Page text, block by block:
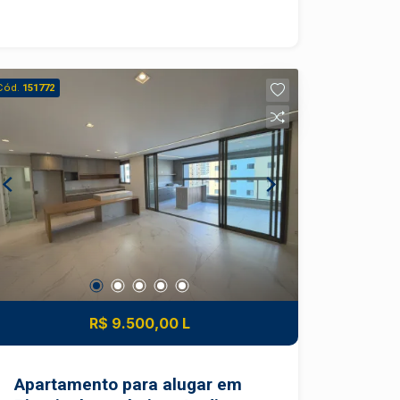
dormitórios, podendo conter sala
ampliada, 2 banheiros e 1 vaga de
no bairro proporciona fácil acesso a
serviços, comércios e áreas de lazer,
fazendo dele uma excelente opção
para quem busca qualidade de vida e
conveniência em um só lugar. Agende
sua visita com um especialista Frias
151772
R$ 9.500,00 L
Apartamento para alugar em